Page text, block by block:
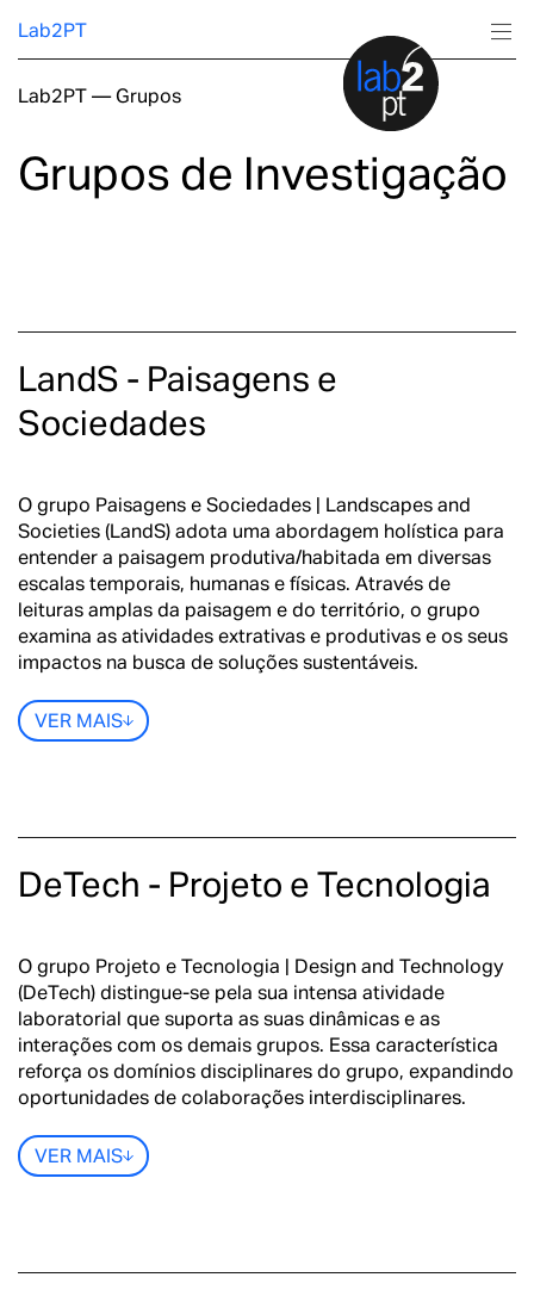
Lab2PT
Investigação
Formação
Lab2PT—Grupos
Grupos de Investigação
LandS - Paisagens e
Sociedades
O grupo Paisagens e Sociedades | Landscapes and
Societies (LandS) adota uma abordagem holística para
entender a paisagem produtiva/habitada em diversas
escalas temporais, humanas e físicas. Através de
leituras amplas da paisagem e do território, o grupo
examina as atividades extrativas e produtivas e os seus
impactos na busca de soluções sustentáveis.
VER MAIS
DeTech - Projeto e Tecnologia
O grupo Projeto e Tecnologia | Design and Technology
(DeTech) distingue-se pela sua intensa atividade
laboratorial que suporta as suas dinâmicas e as
interações com os demais grupos. Essa característica
reforça os domínios disciplinares do grupo, expandindo
oportunidades de colaborações interdisciplinares.
VER MAIS